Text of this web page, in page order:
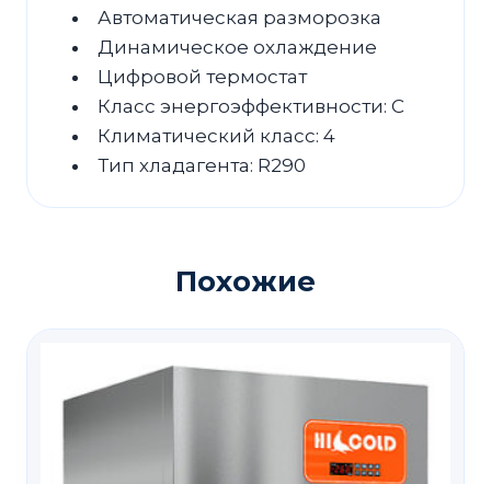
Автоматическая разморозка
Динамическое охлаждение
Цифровой термостат
Класс энергоэффективности: С
Климатический класс: 4
Тип хладагента: R290
Похожие